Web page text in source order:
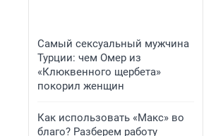
Самый сексуальный мужчина
Турции: чем Омер из
«Клюквенного щербета»
покорил женщин
Как использовать «Макс» во
благо? Разберем работу